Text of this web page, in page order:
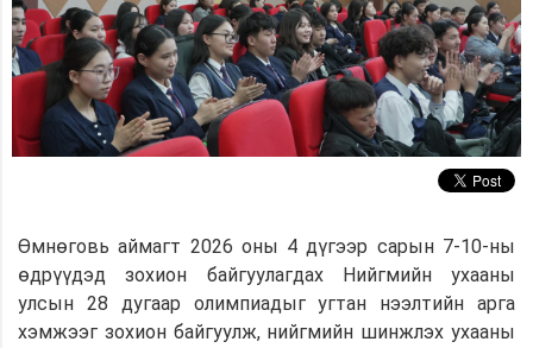
Өмнөговь аймагт 2026 оны 4 дүгээр сарын 7-10-ны
өдрүүдэд зохион байгуулагдах Нийгмийн ухааны
улсын 28 дугаар олимпиадыг угтан нээлтийн арга
хэмжээг зохион байгуулж, нийгмийн шинжлэх ухааны